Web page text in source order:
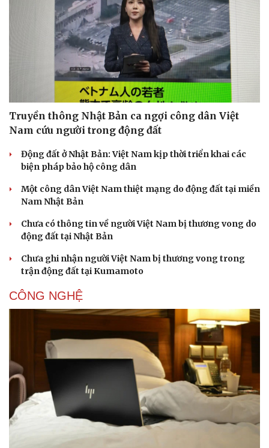
Truyền thông Nhật Bản ca ngợi công dân Việt
Nam cứu người trong động đất
Động đất ở Nhật Bản: Việt Nam kịp thời triển khai các
biện pháp bảo hộ công dân
Một công dân Việt Nam thiệt mạng do động đất tại miền
Nam Nhật Bản
Chưa có thông tin về người Việt Nam bị thương vong do
động đất tại Nhật Bản
Chưa ghi nhận người Việt Nam bị thương vong trong
trận động đất tại Kumamoto
CÔNG NGHỆ